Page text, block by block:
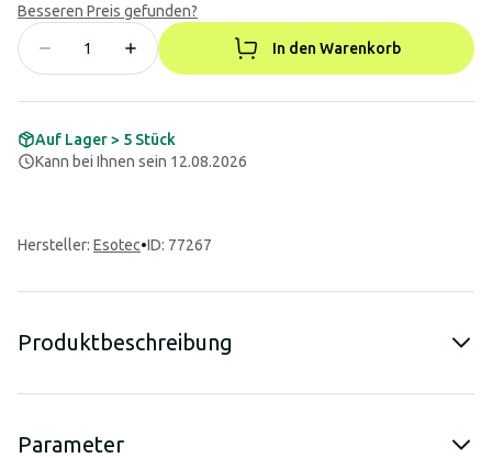
Besseren Preis gefunden?
In den Warenkorb
Auf Lager > 5 Stück
Kann bei Ihnen sein 12.08.2026
Hersteller: Esotec•ID: 77267
Produktbeschreibung
Parameter